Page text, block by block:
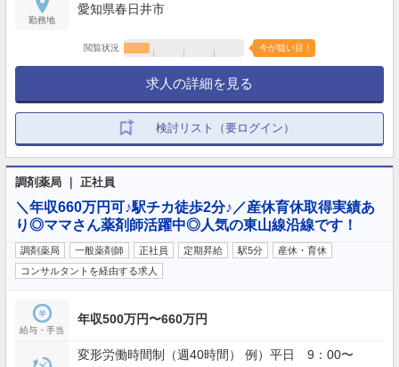
勤務地
愛知県春日井市
閲覧状況 今が狙い目！
求人の詳細を見る
検討リスト（要ログイン）
調剤薬局 ｜ 正社員
＼年収660万円可♪駅チカ徒歩2分♪／産休育休取得実績あ
り◎ママさん薬剤師活躍中◎人気の東山線沿線です！
調剤薬局 一般薬剤師 正社員 定期昇給 駅5分
産休・育休
コンサルタントを経由する求人
給与・手当
年収500万円〜660万円
変形労働時間制（週40時間） 例）平日 9：00〜